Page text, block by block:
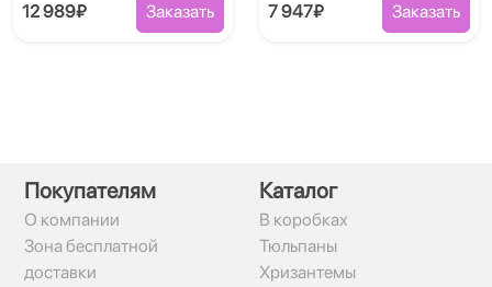
12 989₽ Заказать 7 947₽ Заказать
Покупателям
О компании
Зона бесплатной
доставки
Каталог
В коробках
Тюльпаны
Хризантемы